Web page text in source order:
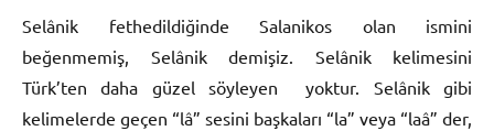
Selânik fethedildiğinde Salanikos olan ismini
beğenmemiş, Selânik demişiz. Selânik kelimesini
Türk’ten daha güzel söyleyen yoktur. Selânik gibi
kelimelerde geçen “lâ” sesini başkaları “la” veya “laâ” der,